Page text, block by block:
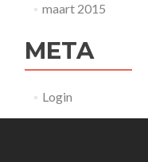
maart 2015
META
Login